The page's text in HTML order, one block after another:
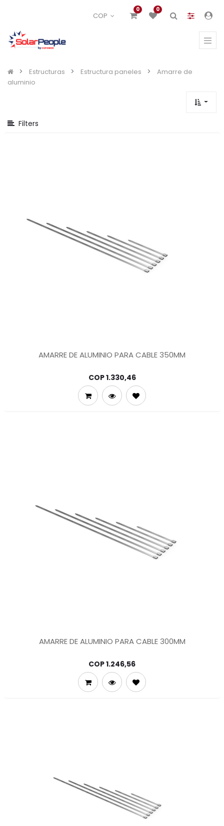
COP
0 0
Estructuras Estructura paneles
Amarre de
aluminio
Filters
AMARRE DE ALUMINIO PARA CABLE 350MM
COP1.330,46
AMARRE DE ALUMINIO PARA CABLE 300MM
COP1.246,56